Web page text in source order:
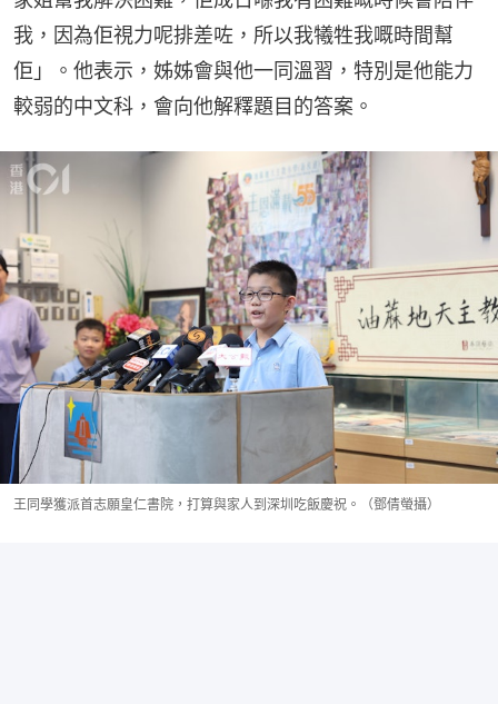
我，因為佢視力呢排差咗，所以我犧牲我嘅時間幫
佢」。他表示，姊姊會與他一同溫習，特別是他能力
較弱的中文科，會向他解釋題目的答案。
王同學獲派首志願皇仁書院，打算與家人到深圳吃飯慶祝。（鄧倩螢攝）